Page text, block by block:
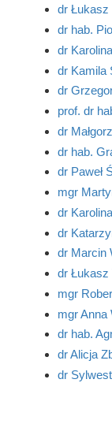
dr Łukasz
dr hab.
dr
dr Kamila
dr
prof. dr
dr
dr hab.
dr Paweł
mgr
dr
dr
dr Marcin
dr Łukasz
mgr
mgr Anna
dr hab.
dr Alicja
dr